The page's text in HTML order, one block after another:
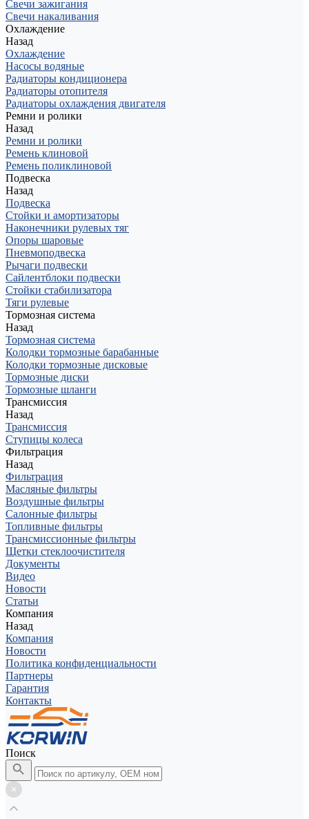
Свечи зажигания
Свечи накаливания
Охлаждение
Назад
Охлаждение
Насосы водяные
Радиаторы кондиционера
Радиаторы отопителя
Радиаторы охлаждения двигателя
Ремни и ролики
Назад
Ремни и ролики
Ремень клиновой
Ремень поликлиновой
Подвеска
Назад
Подвеска
Стойки и амортизаторы
Наконечники рулевых тяг
Опоры шаровые
Пневмоподвеска
Рычаги подвески
Сайлентблоки подвески
Стойки стабилизатора
Тяги рулевые
Тормозная система
Назад
Тормозная система
Колодки тормозные барабанные
Колодки тормозные дисковые
Тормозные диски
Тормозные шланги
Трансмиссия
Назад
Трансмиссия
Ступицы колеса
Фильтрация
Назад
Фильтрация
Масляные фильтры
Воздушные фильтры
Салонные фильтры
Топливные фильтры
Трансмиссионные фильтры
Щетки стеклоочистителя
Документы
Видео
Новости
Статьи
Компания
Назад
Компания
Новости
Политика конфиденциальности
Партнеры
Гарантия
Контакты
Поиск